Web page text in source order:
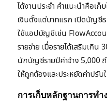
ได้งานประจำ คำแนะนำคือเ
เงินตั้งแต่บาทแรก เปิดบัญชีธ
ใช้แอปบัญชีเช่น
รายจ่าย เมื่อรายได้เสริมเกิน
นักบัญชีรายปีค่าจ้าง 5,000
ให้ถูกต้องและประหยัดค่าปรับใ
การเก็บหลักฐานการท